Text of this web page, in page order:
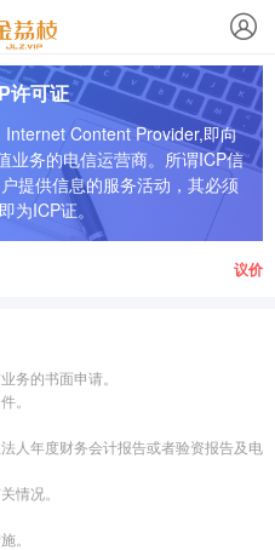
许可证
Content Provider,即向
业务的电信运营商。所谓ICP信
提供信息的服务活动，其必须
为ICP证。
议价
务的书面申请。
。
人年度财务会计报告或者验资报告及电
情况。
。